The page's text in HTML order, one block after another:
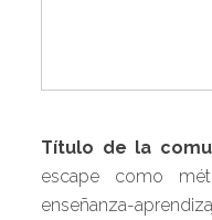
Título de la
escape como
enseñanza-